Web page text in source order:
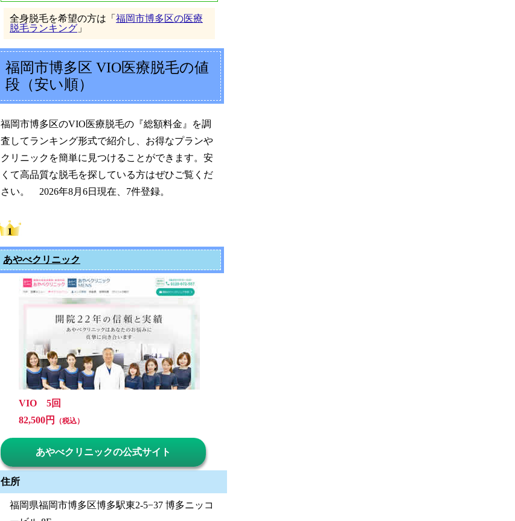
全身脱毛を希望の方は「 福岡市博多区の医療
脱毛ランキング 」
福岡市博多区 VIO医療脱毛の値
段（安い順）
福岡市博多区のVIO医療脱毛の『総額料金』を調
査してランキング形式で紹介し、お得なプランや
クリニックを簡単に見つけることができます。安
くて高品質な脱毛を探している方はぜひご覧くだ
さい。 2026年8月6日現在、7件登録。
あやべクリニック
VIO 5回
82,500円
（税込）
あやべクリニックの公式サイト
住所
福岡県福岡市博多区博多駅東2-5−37 博多ニッコ